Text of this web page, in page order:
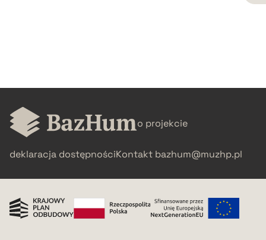
BIBTEX
pobierz cytat o projekcie
deklaracja dostępnościKontakt bazhum@muzhp.pl